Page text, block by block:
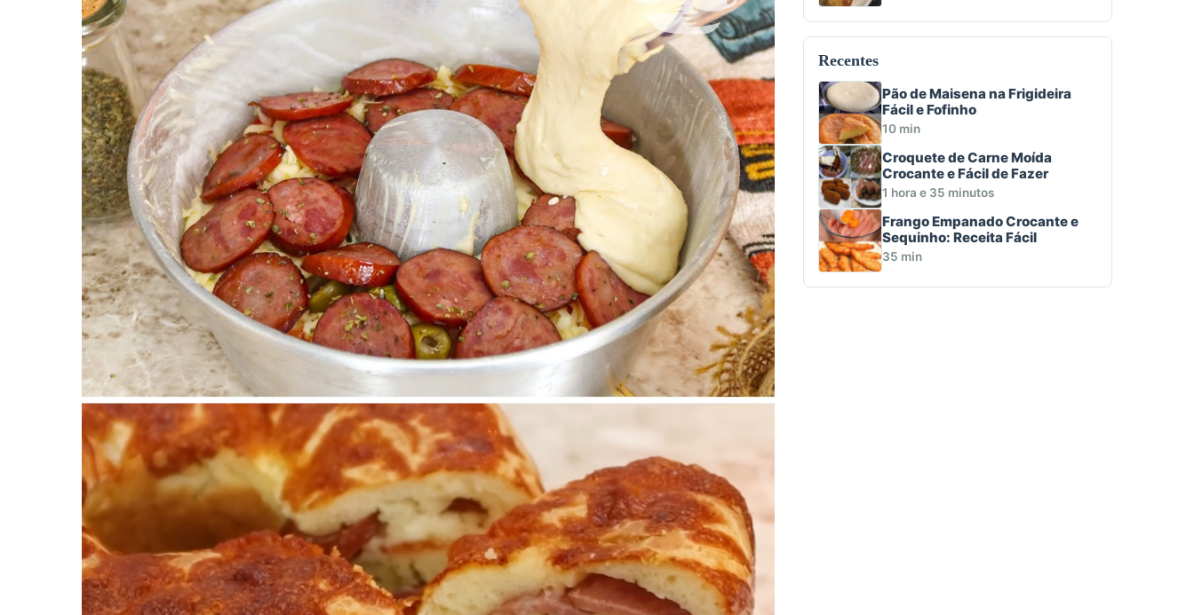
Recentes
Pão de Maisena na Frigideira
Fácil e Fofinho
10 min
Croquete de Carne Moída
Crocante e Fácil de Fazer
1 hora e 35 minutos
Frango Empanado Crocante e
Sequinho: Receita Fácil
35 min